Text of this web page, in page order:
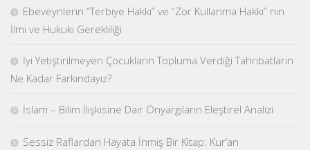
Ebeveynlerin “Terbiye Hakkı” ve “Zor Kullanma Hakkı” nın
İlmi ve Hukuki Gerekliliği
İyi Yetiştirilmeyen Çocukların Topluma Verdiği Tahribatların
Ne Kadar Farkındayız?
İslam – Bilim İlişkisine Dair Önyargıların Eleştirel Analizi
Sessiz Raflardan Hayata İnmiş Bir Kitap: Kur’an